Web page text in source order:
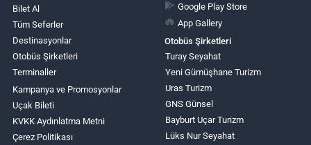
Bilet Al
Tüm Seferler
Destinasyonlar
Otobüs Şirketleri
Terminaller
Kampanya ve Promosyonlar
Uçak Bileti
KVKK Aydınlatma Metni
Çerez Politikası
Google Play Store
App Gallery
Otobüs Şirketleri
Turay Seyahat
Yeni Gümüşhane Turizm
Uras Turizm
GNS Günsel
Bayburt Uçar Turizm
Lüks Nur Seyahat